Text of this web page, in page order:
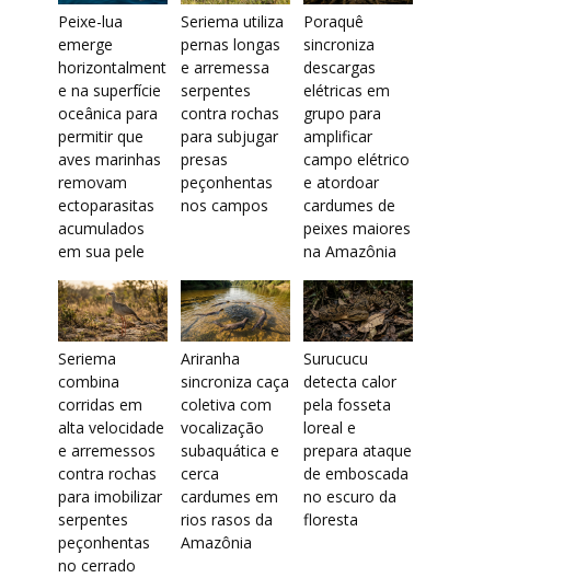
Peixe-lua
emerge
horizontalment
e na superfície
oceânica para
permitir que
aves marinhas
removam
ectoparasitas
acumulados
em sua pele
Seriema utiliza
pernas longas
e arremessa
serpentes
contra rochas
para subjugar
presas
peçonhentas
nos campos
Poraquê
sincroniza
descargas
elétricas em
grupo para
amplificar
campo elétrico
e atordoar
cardumes de
peixes maiores
na Amazônia
Seriema
combina
corridas em
alta velocidade
e arremessos
contra rochas
para imobilizar
serpentes
peçonhentas
no cerrado
Ariranha
sincroniza caça
coletiva com
vocalização
subaquática e
cerca
cardumes em
rios rasos da
Amazônia
Surucucu
detecta calor
pela fosseta
loreal e
prepara ataque
de emboscada
no escuro da
floresta